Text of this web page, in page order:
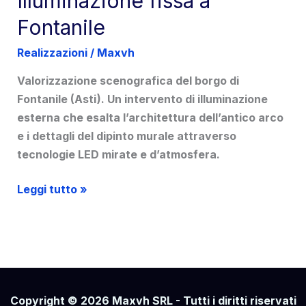
Fontanile
Realizzazioni/ Maxvh
Valorizzazione scenografica del borgo di
Fontanile (Asti). Un intervento di illuminazione
esterna che esalta l’architettura dell’antico arco
e i dettagli del dipinto murale attraverso
tecnologie LED mirate e d’atmosfera.
Illuminazione
Leggi tutto »
Copyright © 2026 Maxvh SRL - Tutti i diritti riservati